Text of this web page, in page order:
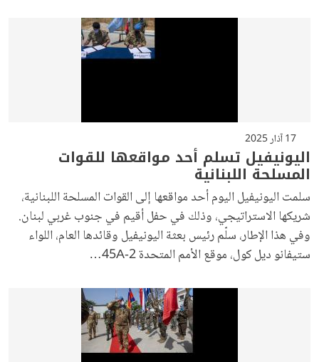
17 آذار 2025
اليونيفيل تسلم أحد مواقعها للقوات
المسلحة اللبنانية
سلمت اليونيفيل اليوم أحد مواقعها إلى القوات المسلحة اللبنانية،
شريكها الاستراتيجي، وذلك في حفل أقيم في جنوب غربي لبنان.
وفي هذا الإطار، سلّم رئيس بعثة اليونيفيل وقائدها العام، اللواء
ستيفانو ديل كول، موقع الأمم المتحدة 2-45A…